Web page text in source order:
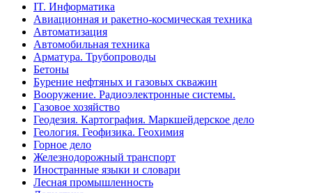
IT. Информатика
Авиационная и ракетно-космическая техника
Автоматизация
Автомобильная техника
Арматура. Трубопроводы
Бетоны
Бурение нефтяных и газовых скважин
Вооружение. Радиоэлектронные системы.
Газовое хозяйство
Геодезия. Картография. Маркшейдерское дело
Геология. Геофизика. Геохимия
Горное дело
Железнодорожный транспорт
Иностранные языки и словари
Лесная промышленность